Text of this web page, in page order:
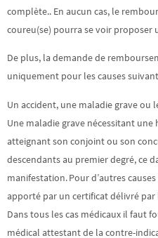
complète.. En aucun cas, le
coureu(se) pourra se voir proposer
De plus, la demande de
uniquement pour les causes
Un accident, une maladie grave ou
Une maladie grave nécessitant
atteignant son conjoint ou son
descendants au premier degré, ce
manifestation. Pour d’autres
apporté par un certificat délivré
Dans tous les cas médicaux il faut
médical attestant de la contre-